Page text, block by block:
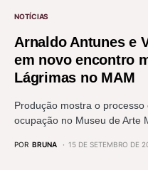
NOTÍCIAS
Arnaldo Antunes e
em novo encontro
Lágrimas no MAM
Produção mostra o
ocupação no Museu de Arte
POR BRUNA 15 DE SETEMBRO DE